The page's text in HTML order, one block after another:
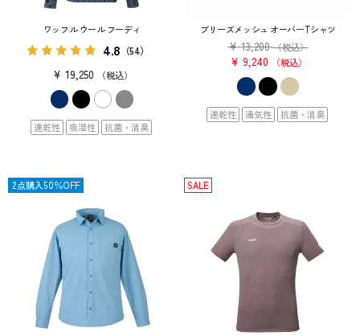
ワッフル ウール フーディ
4.8 （54）
¥ 19,250 税込
速乾性 吸湿性 抗菌・消臭
ブリーズメッシュ オーバーTシャツ
¥ 13,200 （税込）
¥ 9,240 税込
速乾性 通気性 抗菌・消臭
SALE
2点購入50％OFF SALE